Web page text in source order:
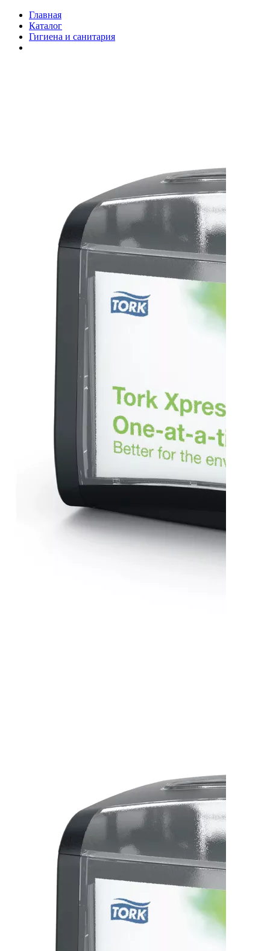
Главная
Каталог
Гигиена и санитария